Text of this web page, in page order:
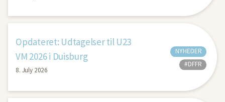
Opdateret: Udtagelser til U23
VM 2026 i Duisburg
8. July 2026
NYHEDER
#DFFR